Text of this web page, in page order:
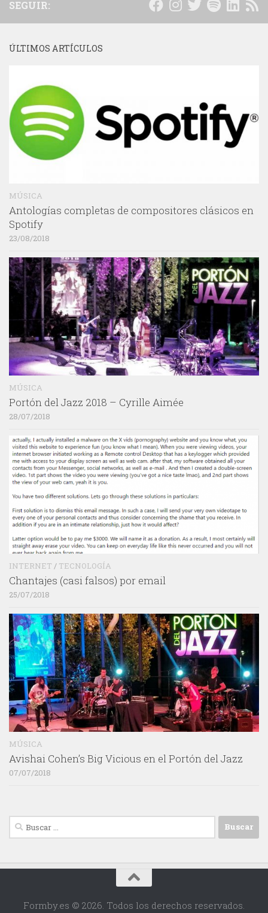
SEGUIR:
ÚLTIMOS ARTÍCULOS
MÚSICA
Antologías completas de compositores clásicos en
Spotify
23/08/2018
MÚSICA
Portón del Jazz 2018 – Cyrille Aimée
28/07/2018
INTERNET / TECNOLOGÍA
Chantajes (casi falsos) por email
25/07/2018
MÚSICA
Avishai Cohen’s Big Vicious en el Portón del Jazz
07/07/2018
Buscar:
Formby.es © 2026. Todos los derechos reservados.